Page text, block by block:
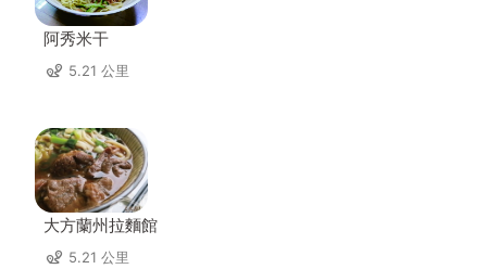
阿秀米干
5.21 公里
大方蘭州拉麵館
5.21 公里